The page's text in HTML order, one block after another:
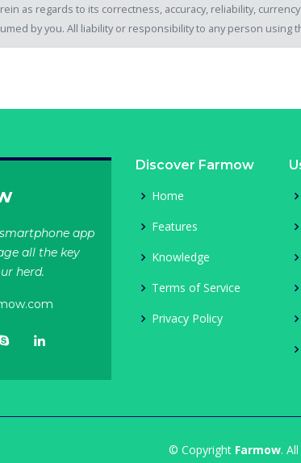
as regards to its correctness, accuracy, reliability,
by you. All liability or responsibility to any person
app
all the key
herd.
Discover Farmow
Home
Features
Knowledge
Terms of Service
Privacy Policy
© Copyright Farmow.